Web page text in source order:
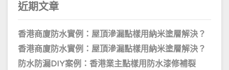
近期文章
香港商廈防水實例：屋頂滲漏點樣用納米塗層解決？
香港商廈防水實例：屋頂滲漏點樣用納米塗層解決？
防水防漏DIY案例：香港業主點樣用防水漆修補裂